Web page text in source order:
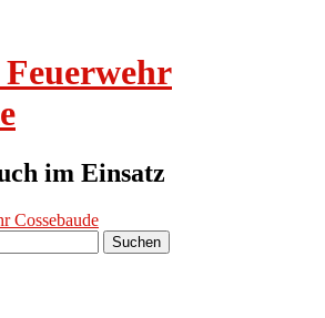
im Einsatz